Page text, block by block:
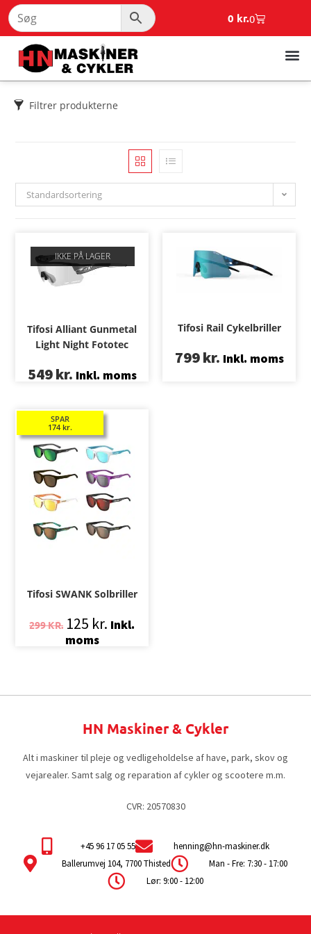
0 kr.0
Filtrer produkterne
Standardsortering
IKKE PÅ LAGER
Tifosi Alliant Gunmetal
Light Night Fototec
549kr. Inkl. moms
Tifosi Rail Cykelbriller
799kr. Inkl. moms
SPAR
174 kr.
Tifosi SWANK Solbriller
299KR. 125 kr. Inkl.
moms
HN Maskiner & Cykler
Alt i maskiner til pleje og vedligeholdelse af have, park, skov og
vejarealer. Samt salg og reparation af cykler og scootere m.m.
CVR: 20570830
+45 96 17 05 55
henning@hn-maskiner.dk
Ballerumvej 104, 7700 Thisted
Man - Fre: 7:30 - 17:00
Lør: 9:00 - 12:00